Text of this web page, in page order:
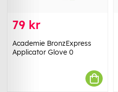
79 kr
Academie BronzExpress
Applicator Glove 0